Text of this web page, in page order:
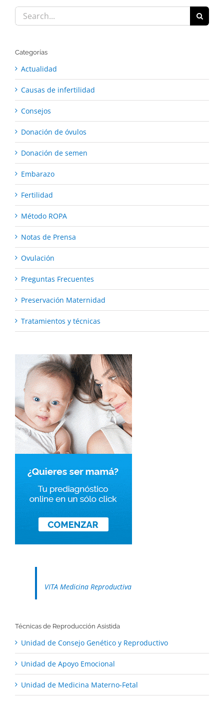
Search
for:
Categorías
Actualidad
Causas de infertilidad
Consejos
Donación de óvulos
Donación de semen
Embarazo
Fertilidad
Método ROPA
Notas de Prensa
Ovulación
Preguntas Frecuentes
Preservación Maternidad
Tratamientos y técnicas
VITA Medicina Reproductiva
Técnicas de Reproducción Asistida
Unidad de Consejo Genético y Reproductivo
Unidad de Apoyo Emocional
Unidad de Medicina Materno-Fetal